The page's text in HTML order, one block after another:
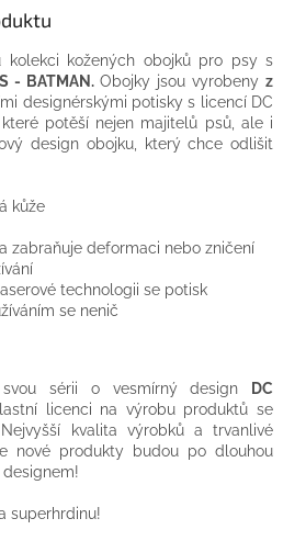
kolekci kožených obojků pro psy s
- BATMAN.Obojky jsou vyrobeny z
designérskými potisky s licencí DC
které potěší nejen majitelů psů, ale i
design obojku, který chce odlišit
kůže
zabraňuje deformaci nebo zničení
technologii se potisk
se nenič
svou sérii o vesmírný design
DC
licenci na výrobu produktů se
kvalita výrobků a trvanlivé
nové produkty budou po dlouhou
superhrdinu!